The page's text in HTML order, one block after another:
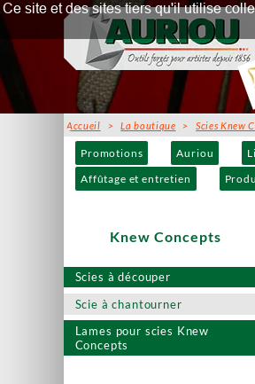
Promotions Auriou
Affûtage et entretien
Scies à découper
Scie à chantourner
Lames pour scies Knew
Concepts
Accueil >La boutique >Scies Knew
Knew Concepts
Ce site et des sites tiers qu'il utilise